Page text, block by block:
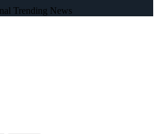
Trending News